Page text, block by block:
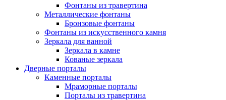
Фонтаны из травертина
Металлические фонтаны
Бронзовые фонтаны
Фонтаны из искусственного камня
Зеркала для ванной
Зеркала в камне
Кованые зеркала
Дверные порталы
Каменные порталы
Мраморные порталы
Порталы из травертина